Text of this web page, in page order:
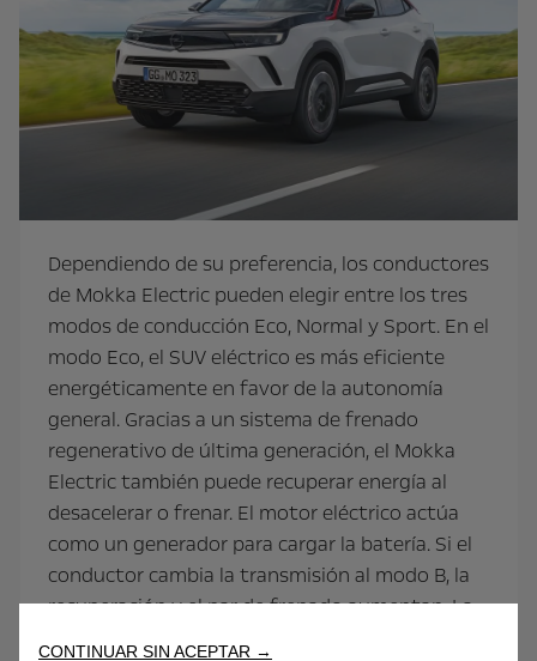
Dependiendo de su preferencia, los conductores
de Mokka Electric pueden elegir entre los tres
modos de conducción Eco, Normal y Sport. En el
modo Eco, el SUV eléctrico es más eficiente
energéticamente en favor de la autonomía
general. Gracias a un sistema de frenado
regenerativo de última generación, el Mokka
Electric también puede recuperar energía al
desacelerar o frenar. El motor eléctrico actúa
como un generador para cargar la batería. Si el
conductor cambia la transmisión al modo B, la
recuperación y el par de frenado aumentan. La
CONTINUAR SIN ACEPTAR →